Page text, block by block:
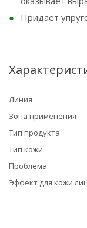
Придает
Линия
Зона применения
Тип продукта
Тип кожи
Проблема
Эффект для кожи